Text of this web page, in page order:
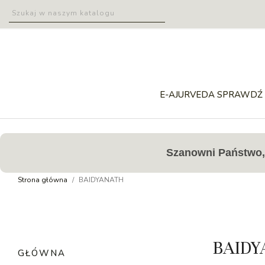
E-AJURVEDA
Szanowni
Strona główna BAIDYANATH
GŁÓWNA